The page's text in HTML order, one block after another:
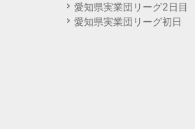
愛知県実業団リーグ2日目
愛知県実業団リーグ初日